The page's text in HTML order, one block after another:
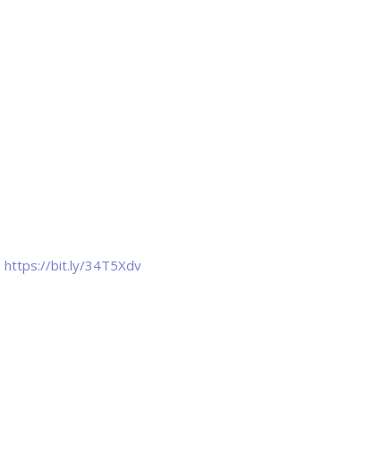
https://bit.ly/34T5Xdv